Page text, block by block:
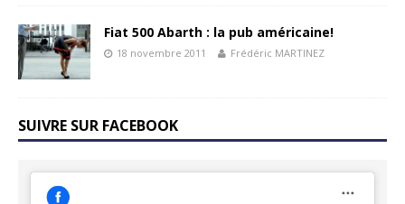
Fiat 500 Abarth : la pub américaine!
18 novembre 2011 Frédéric MARTINEZ
SUIVRE SUR FACEBOOK